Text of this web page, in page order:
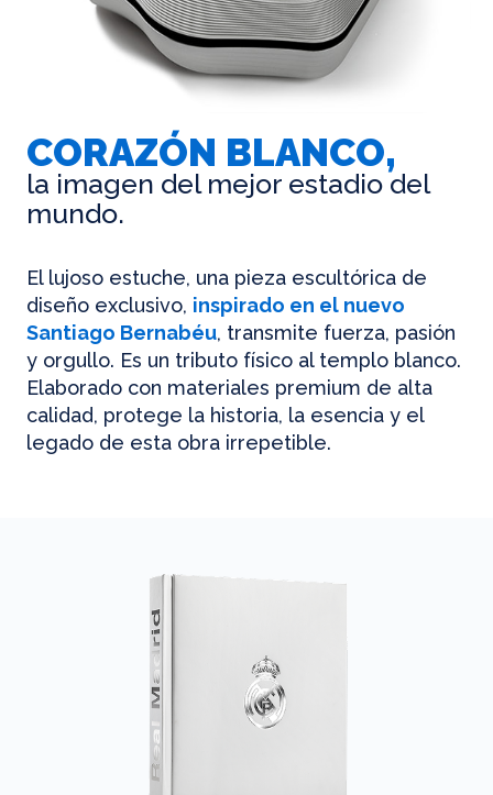
CORAZÓN BLANCO,
la imagen del mejor estadio del
mundo.
El lujoso estuche, una pieza escultórica de
diseño exclusivo, inspirado en el nuevo
Santiago Bernabéu, transmite fuerza, pasión
y orgullo. Es un tributo físico al templo blanco.
Elaborado con materiales premium de alta
calidad, protege la historia, la esencia y el
legado de esta obra irrepetible.